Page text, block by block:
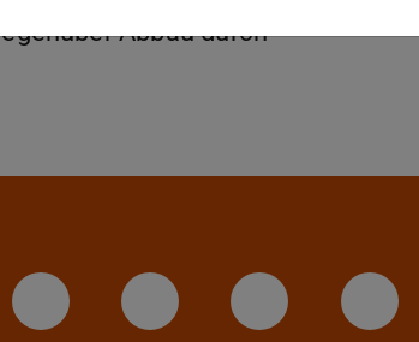
Abbau durch
Seite der TU Darmstadt
Instagram-Kanal der TU
Bluesky-Kanal der